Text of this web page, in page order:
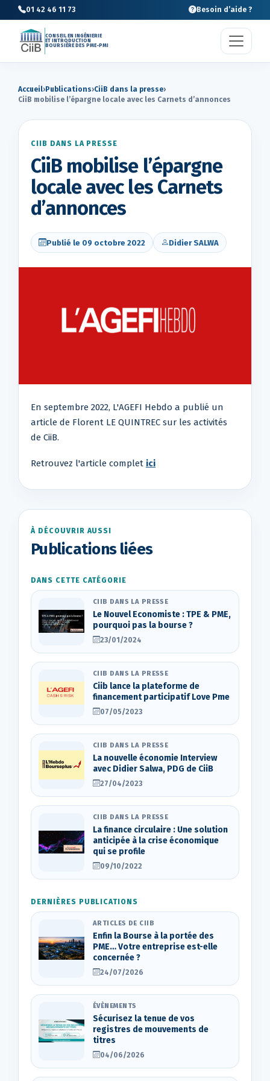
01 42 46 11 73 Besoin d’aide ?
CONSEIL EN INGÉNIERIE
ET INTRODUCTION
BOURSIÈRE DES PME-PMI
Accueil› Publications›CiiB dans la presse›
CiiB mobilise l’épargne locale avec les Carnets d’annonces
CIIB DANS LA PRESSE
CiiB mobilise l’épargne
locale avec les Carnets
d’annonces
Publié le 09 octobre 2022 Didier SALWA
En septembre 2022, L'AGEFI Hebdo a publié un
article de Florent LE QUINTREC sur les activités
de CiiB.
Retrouvez l'article complet ici
À DÉCOUVRIR AUSSI
Publications liées
DANS CETTE CATÉGORIE
CIIB DANS LA PRESSE
Le Nouvel Economiste : TPE & PME,
pourquoi pas la bourse ?
23/01/2024
CIIB DANS LA PRESSE
Ciib lance la plateforme de
financement participatif Love Pme
07/05/2023
CIIB DANS LA PRESSE
La nouvelle économie Interview
avec Didier Salwa, PDG de CiiB
27/04/2023
CIIB DANS LA PRESSE
La finance circulaire : Une solution
anticipée à la crise économique
qui se profile
09/10/2022
DERNIÈRES PUBLICATIONS
ARTICLES DE CIIB
Enfin la Bourse à la portée des
PME… Votre entreprise est-elle
concernée ?
24/07/2026
ÉVÈNEMENTS
Sécurisez la tenue de vos
registres de mouvements de
titres
04/06/2026